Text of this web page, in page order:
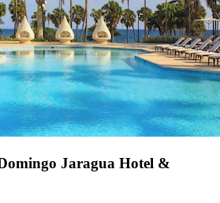
Jaragua Hotel &